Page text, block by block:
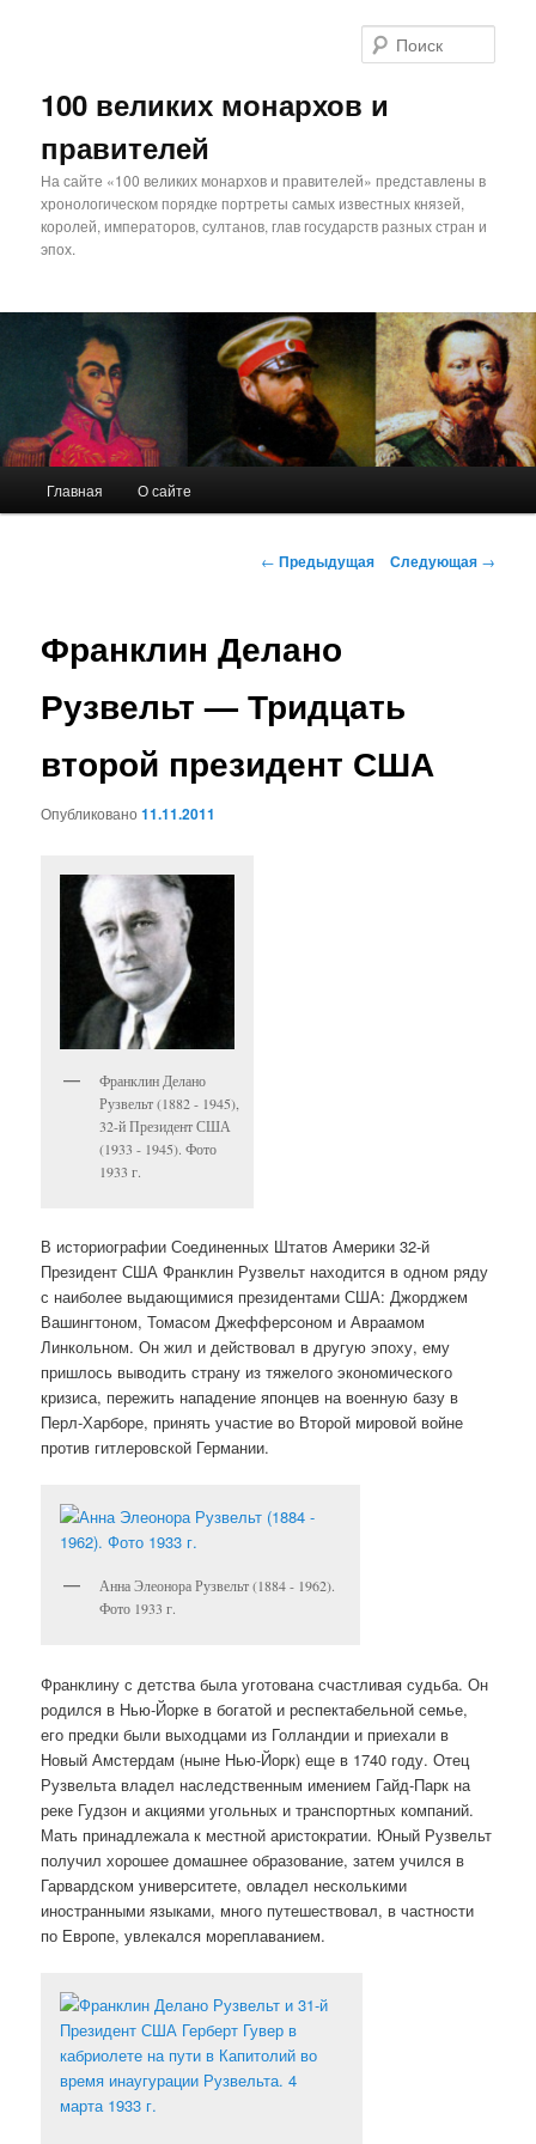
100 великих монархов и
правителей
На сайте «100 великих монархов и правителей» представлены в
хронологическом порядке портреты самых известных князей,
королей, императоров, султанов, глав государств разных стран и
эпох.
Перейти
содержимому
Главная О сайте
Навигация
← Предыдущая Следующая →
Франклин Делано
Рузвельт — Тридцать
второй президент США
Опубликовано11.11.2011
Франклин Делано
Рузвельт (1882 - 1945),
32-й Президент США
(1933 - 1945). Фото
1933 г.
В историографии Соединенных Штатов Америки 32-й
Президент США Франклин Рузвельт находится в одном ряду
с наиболее выдающимися президентами США: Джорджем
Вашингтоном, Томасом Джефферсоном и Авраамом
Линкольном. Он жил и действовал в другую эпоху, ему
пришлось выводить страну из тяжелого экономического
кризиса, пережить нападение японцев на военную базу в
Перл-Харборе, принять участие во Второй мировой войне
против гитлеровской Германии.
Анна Элеонора Рузвельт (1884 - 1962).
Фото 1933 г.
Франклину с детства была уготована счастливая судьба. Он
родился в Нью-Йорке в богатой и респектабельной семье,
его предки были выходцами из Голландии и приехали в
Новый Амстердам (ныне Нью-Йорк) еще в 1740 году. Отец
Рузвельта владел наследственным имением Гайд-Парк на
реке Гудзон и акциями угольных и транспортных компаний.
Мать принадлежала к местной аристократии. Юный Рузвельт
получил хорошее домашнее образование, затем учился в
Гарвардском университете, овладел несколькими
иностранными языками, много путешествовал, в частности
по Европе, увлекался мореплаванием.